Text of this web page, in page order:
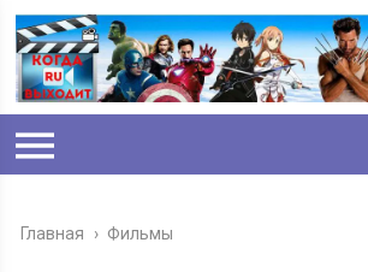
Главная › Фильмы